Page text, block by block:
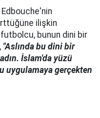
ilişkin
bunun dini bir
"Aslında bu dini bir
İslam'da yüzü
uygulamaya gerçekten